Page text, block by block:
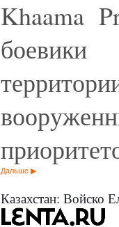
Khaama
Дальше
Казахстан: Войско